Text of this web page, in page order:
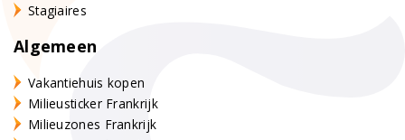
Stagiaires
Algemeen
Vakantiehuis kopen
Milieusticker Frankrijk
Milieuzones Frankrijk